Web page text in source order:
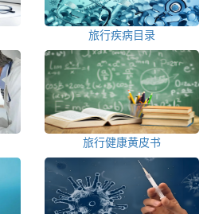
旅行疾病目录
旅行健康黄皮书